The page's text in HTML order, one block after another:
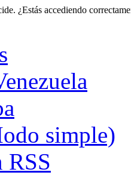
¿Estás accediendo
simple)
RSS